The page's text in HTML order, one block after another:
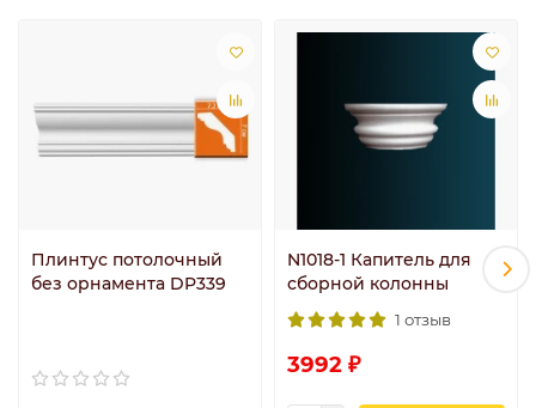
Плинтус потолочный
без орнамента DP339
N1018-1 Капитель для
сборной колонны
1 отзыв
3992 ₽